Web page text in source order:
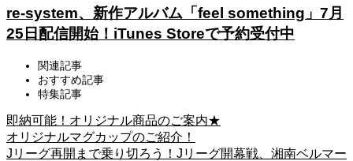
re-system、新作アルバム「feel something」7月
25日配信開始！iTunes Storeで予約受付中
関連記事
おすすめ記事
特集記事
即納可能！オリジナル商品のご案内★
オリジナルマグカップのご紹介！
Jリーグ再開まで乗り切ろう！Jリーグ開幕戦、湘南ベルマー